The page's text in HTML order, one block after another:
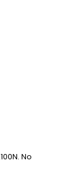
No